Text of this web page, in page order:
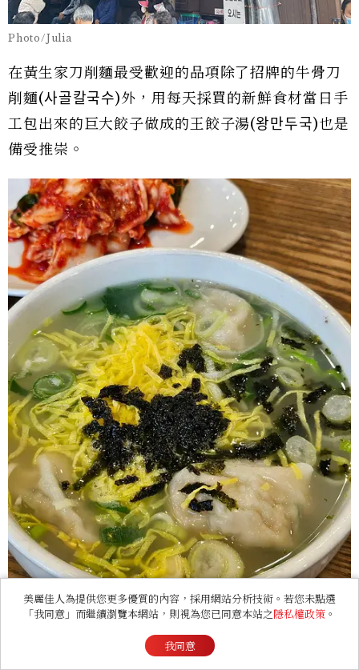
Photo/Julia
在黃生家刀削麵最受歡迎的品項除了招牌的牛骨刀
削麵(사골칼국수)外，用每天採買的新鮮食材當日手
工包出來的巨大餃子做成的王餃子湯(왕만두국)也是
備受推崇。
Photo/翻攝自Naver Map。
而且這兩樣餐點都是一人友善料理，喜歡獨旅的朋
美麗佳人為提供您更多優質的內容，採用網站分析技術。若您未點選
「我同意」而繼續瀏覽本網站，則視為您已同意本站之隱私權政策 。
我同意